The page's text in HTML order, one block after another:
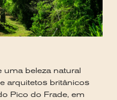
beleza natural
arquitetos britânicos
Pico do Frade, em